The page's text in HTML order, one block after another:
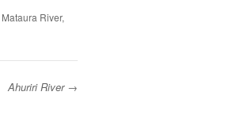
Mataura River,
Ahuriri River →